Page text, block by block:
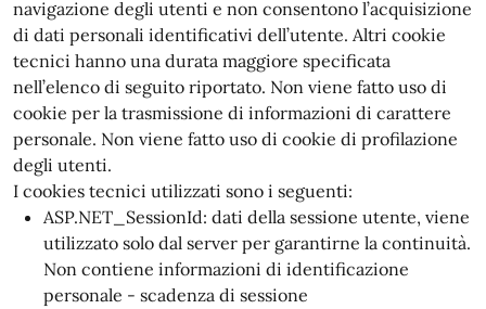
navigazione degli utenti e non consentono l’acquisizione
di dati personali identificativi dell’utente. Altri cookie
tecnici hanno una durata maggiore specificata
nell’elenco di seguito riportato. Non viene fatto uso di
cookie per la trasmissione di informazioni di carattere
personale. Non viene fatto uso di cookie di profilazione
degli utenti.
I cookies tecnici utilizzati sono i seguenti:
ASP.NET_SessionId: dati della sessione utente, viene
utilizzato solo dal server per garantirne la continuità.
Non contiene informazioni di identificazione
personale - scadenza di sessione